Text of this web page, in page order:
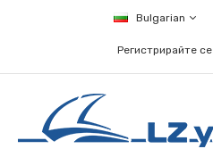
Bulgarian
Регистрирайте се